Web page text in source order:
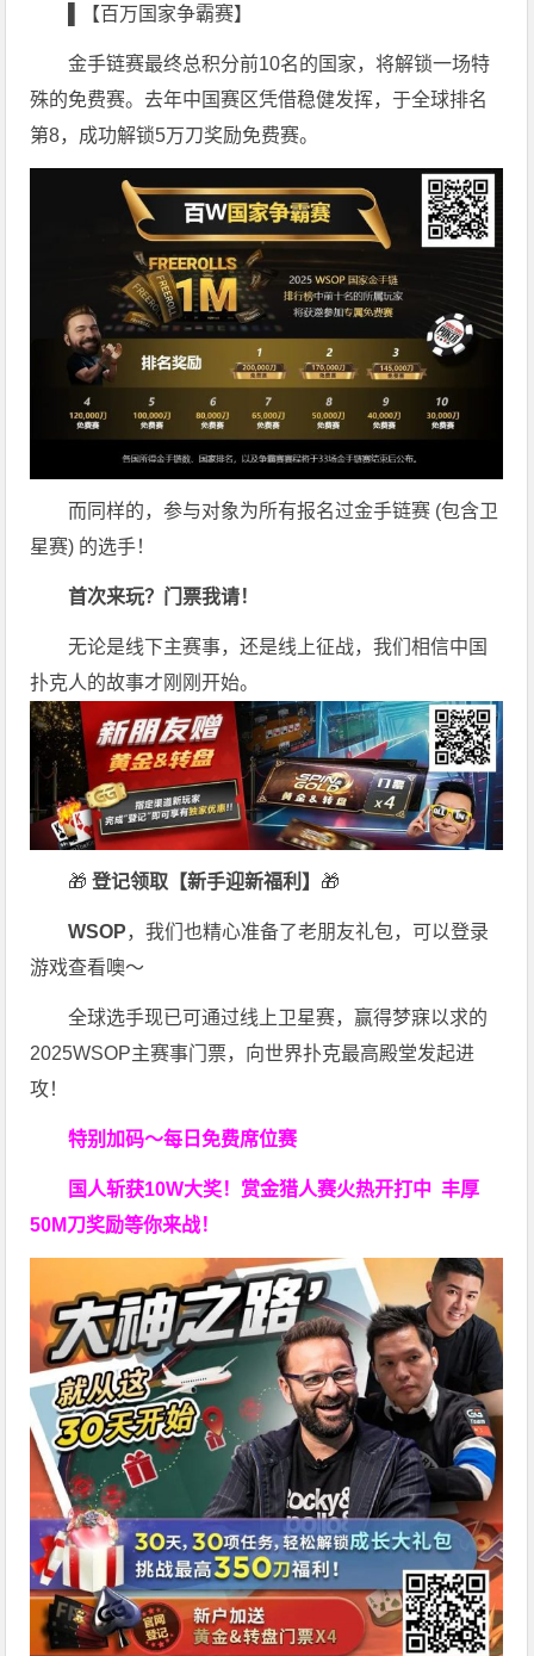
▌【百万国家争霸赛】
金手链赛最终总积分前10名的国家，将解锁一场特
殊的免费赛。去年中国赛区凭借稳健发挥，于全球排名
第8，成功解锁5万刀奖励免费赛。
而同样的，参与对象为所有报名过金手链赛 (包含卫
星赛) 的选手！
首次来玩？门票我请！
无论是线下主赛事，还是线上征战，我们相信中国
扑克人的故事才刚刚开始。
🎁 登记领取【新手迎新福利】 🎁
WSOP，我们也精心准备了老朋友礼包，可以登录
游戏查看噢～
全球选手现已可通过线上卫星赛，赢得梦寐以求的
2025WSOP主赛事门票，向世界扑克最高殿堂发起进
攻！
特别加码～每日免费席位赛
国人斩获10W大奖！ 赏金猎人赛火热开打中 丰厚
50M刀奖励等你来战！